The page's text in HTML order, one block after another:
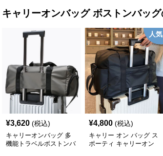
キャリーオンバッグ ボストンバッグ
¥3,620 (税込)
キャリーオンバッグ 多
機能トラベルボストンバ
人気
¥4,800 (税込)
キャリー オン バッグ ス
ポーティ キャリーオン